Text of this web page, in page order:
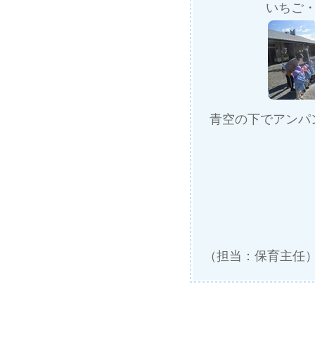
いちご
青空の下でアン
（担当：保育主任